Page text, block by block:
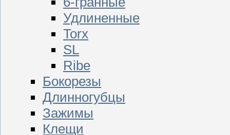
Удлиненные
Torx
SL
Ribe
Бокорезы
Длинногубцы
Зажимы
Клещи